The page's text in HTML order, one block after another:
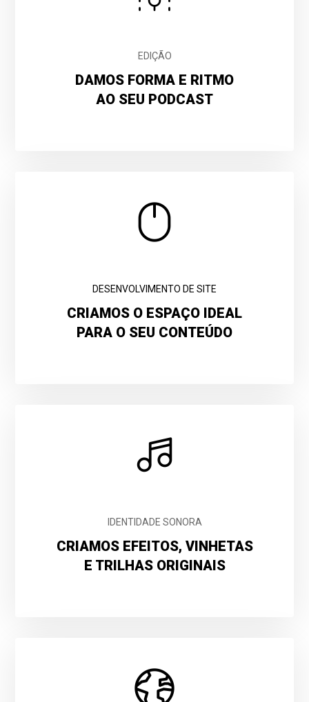
EDIÇÃO
DAMOS FORMA E RITMO
AO SEU PODCAST
DESENVOLVIMENTO DE SITE
CRIAMOS O ESPAÇO IDEAL
PARA O SEU CONTEÚDO
IDENTIDADE SONORA
CRIAMOS EFEITOS, VINHETAS
E TRILHAS ORIGINAIS